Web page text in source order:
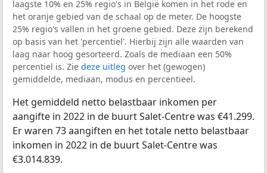
laagste 10% en 25% regio's in België komen in het rode en
het oranje gebied van de schaal op de meter. De hoogste
25% regio's vallen in het groene gebied. Deze zijn berekend
op basis van het 'percentiel'. Hierbij zijn alle waarden van
laag naar hoog gesorteerd. Zoals de mediaan een 50%
percentiel is. Zie deze uitleg over het (gewogen)
gemiddelde, mediaan, modus en percentieel.
Het gemiddeld netto belastbaar inkomen per
aangifte in 2022 in de buurt Salet-Centre was €41.299.
Er waren 73 aangiften en het totale netto belastbaar
inkomen in 2022 in de buurt Salet-Centre was
€3.014.839.